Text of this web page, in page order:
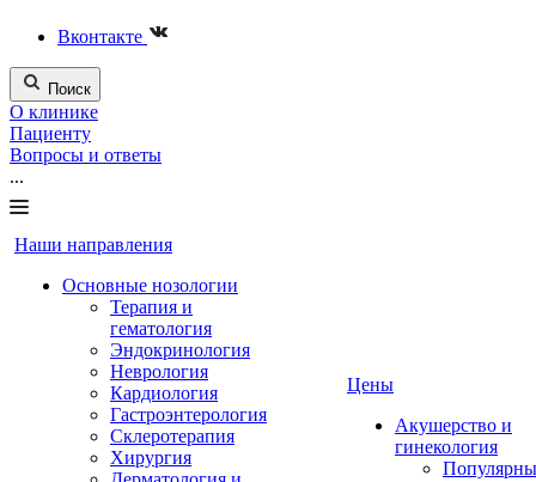
Вконтакте
Поиск
О клинике
Пациенту
Вопросы и ответы
...
Наши направления
Основные нозологии
Терапия и
гематология
Эндокринология
Неврология
Кардиология
Гастроэнтерология
Склеротерапия
Хирургия
Цены
Акушерство и
гинекология